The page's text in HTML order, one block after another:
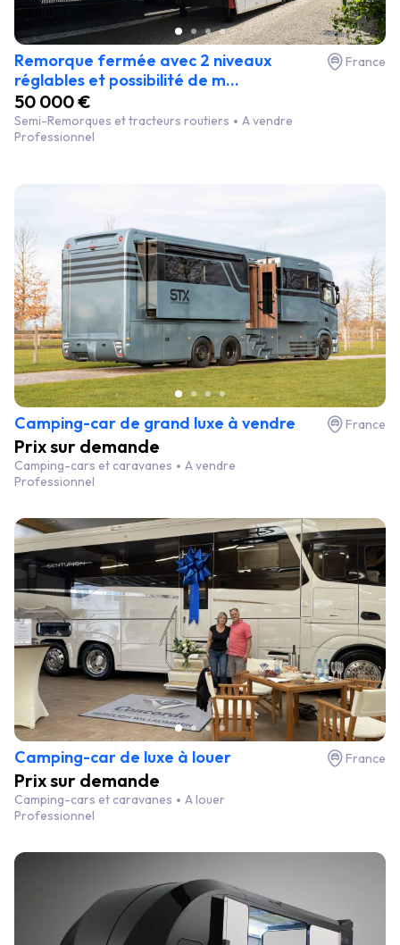
Remorque fermée avec 2 niveaux
réglables et possibilité de m...
France
50 000 €
Semi-Remorques et tracteurs routiers
A vendre
Professionnel
Camping-car de grand luxe à vendre France
Prix sur demande
Camping-cars et caravanes
A vendre
Professionnel
Camping-car de luxe à louer France
Prix sur demande
Camping-cars et caravanes
A louer
Professionnel